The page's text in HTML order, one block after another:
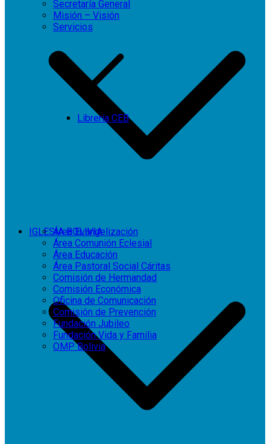
Secretaría General
Misión – Visión
Servicios
Librería CEB
Área Evangelización
Área Comunión Eclesial
Área Educación
Área Pastoral Social Cáritas
Comisión de Hermandad
Comisión Económica
Oficina de Comunicación
Comisión de Prevención
Fundación Jubileo
Fundación Vida y Familia
OMP Bolivia
IGLESIA BOLIVIA